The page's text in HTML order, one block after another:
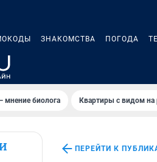
ЗНАКОМСТВА ПОГОДА
мнение биолога Квартиры с видом на
ПЕРЕЙТИ К